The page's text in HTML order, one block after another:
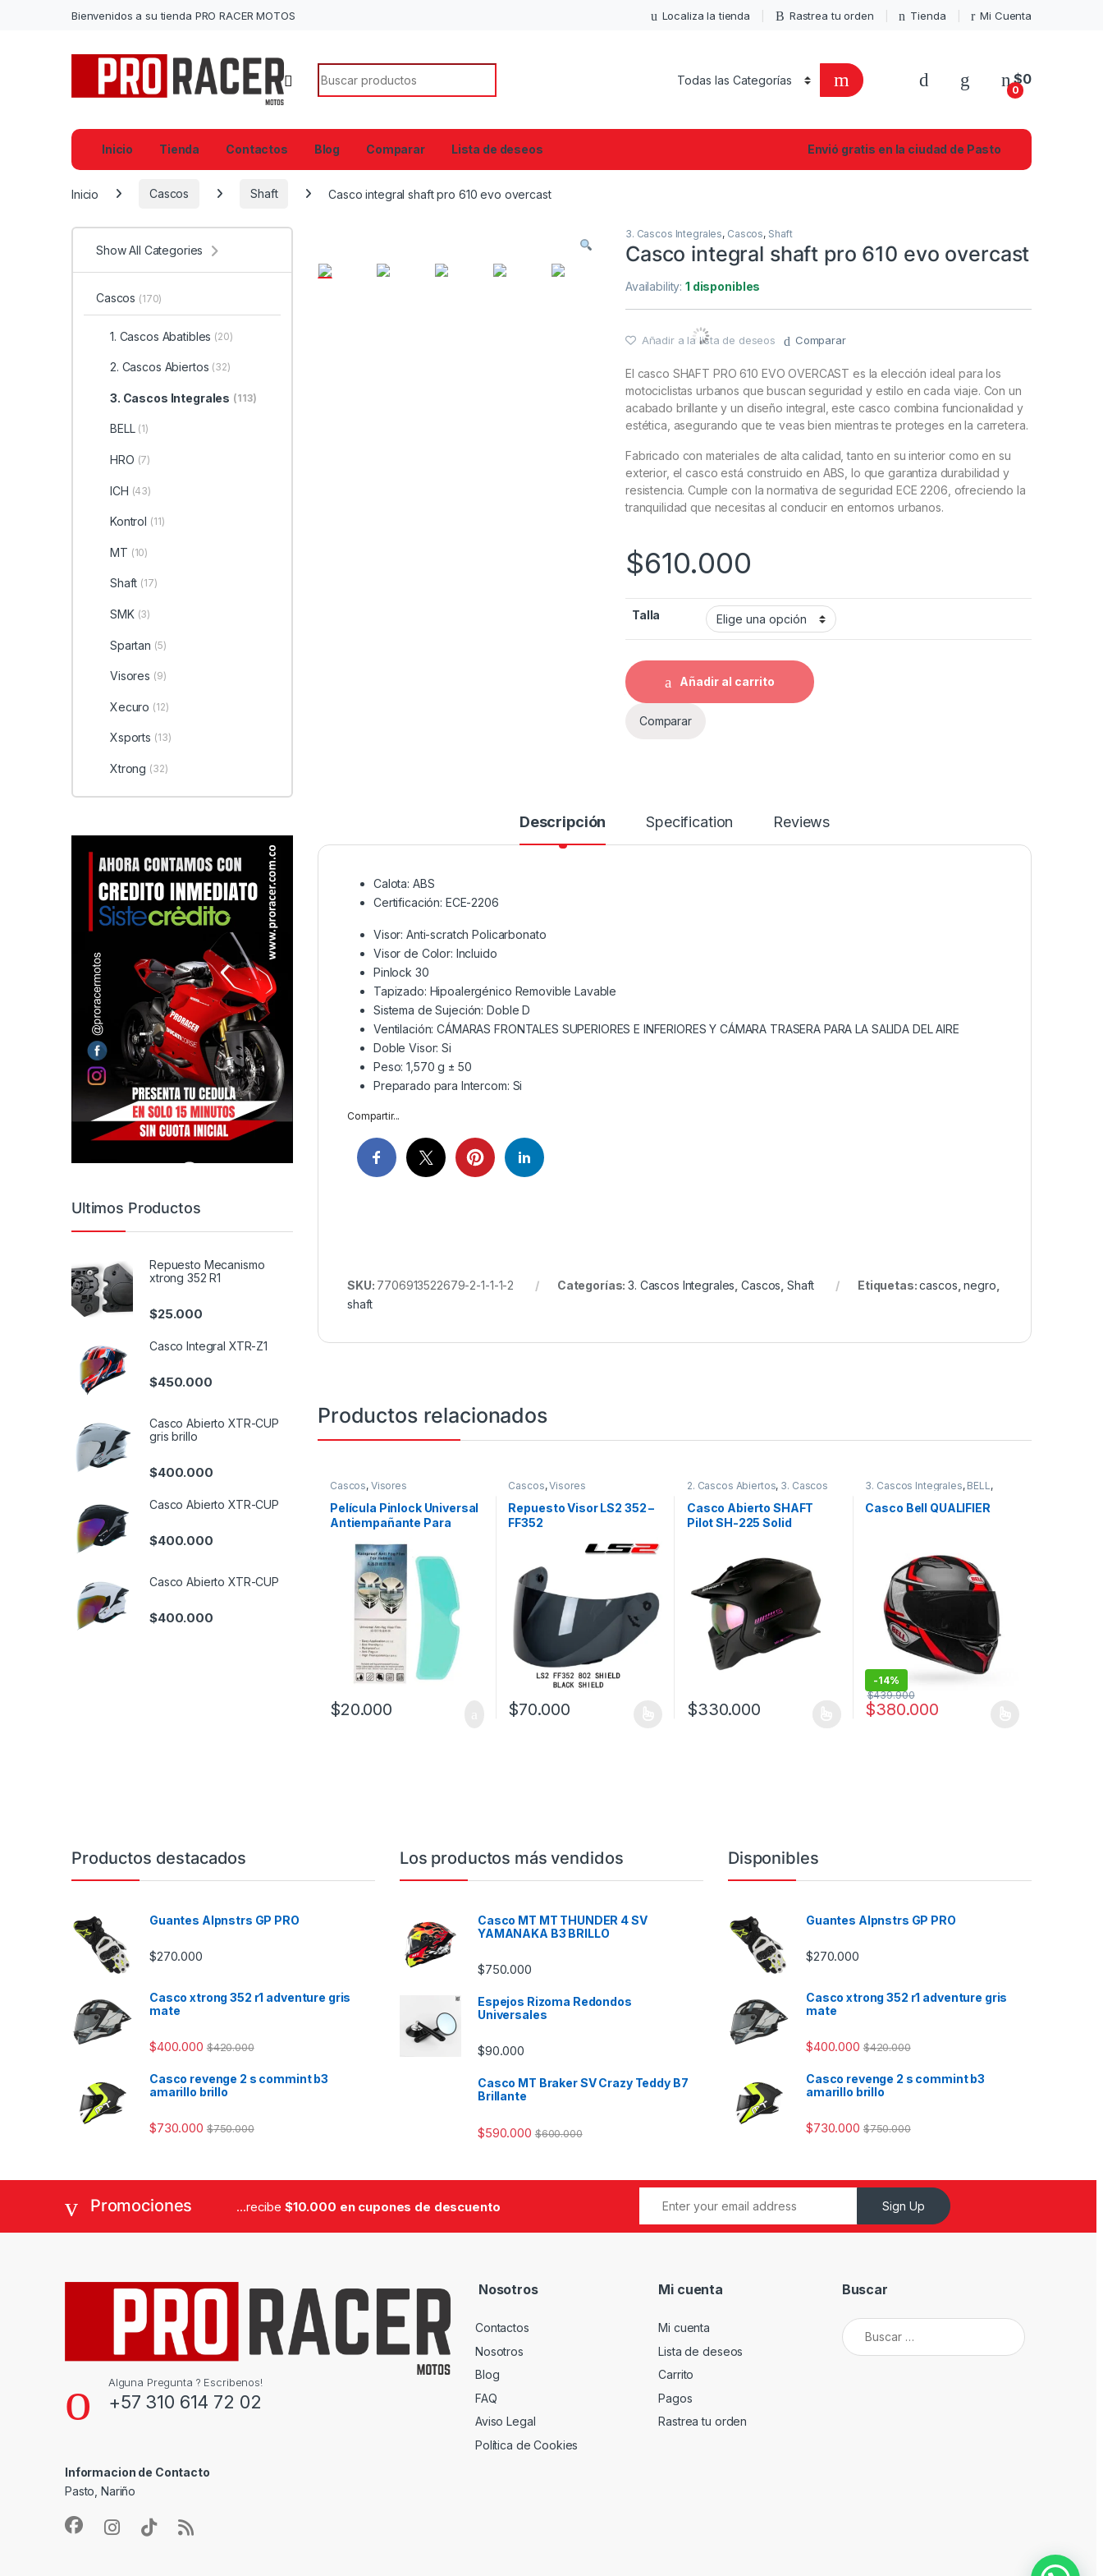
Bienvenidos a su tienda PRO RACER MOTOS Localiza la tienda Rastrea tu orden Tienda Mi Cuenta
Search for:
0
$0
Inicio Tienda Contactos Blog Comparar Lista de deseos Envió gratis en la ciudad de Pasto
Inicio Cascos Shaft Casco integral shaft pro 610 evo overcast
3. Cascos Integrales, Cascos, Shaft
Casco integral shaft pro 610 evo overcast
Availability:1 disponibles
Añadir a la lista de deseos Comparar
El casco SHAFT PRO 610 EVO OVERCAST es la elección ideal para los
motociclistas urbanos que buscan seguridad y estilo en cada viaje. Con un
acabado brillante y un diseño integral, este casco combina funcionalidad y
estética, asegurando que te veas bien mientras te proteges en la carretera.
Fabricado con materiales de alta calidad, tanto en su interior como en su
exterior, el casco está construido en ABS, lo que garantiza durabilidad y
resistencia. Cumple con la normativa de seguridad ECE 2206, ofreciendo la
tranquilidad que necesitas al conducir en entornos urbanos.
$610.000
Talla
Añadir al carrito
Comparar
Descripción Specification Reviews
Calota: ABS
Certificación: ECE-2206
Visor: Anti-scratch Policarbonato
Visor de Color: Incluido
Pinlock 30
Tapizado: Hipoalergénico Removible Lavable
Sistema de Sujeción: Doble D
Ventilación: CÁMARAS FRONTALES SUPERIORES E INFERIORES Y CÁMARA TRASERA PARA LA SALIDA DEL AIRE
Doble Visor: Si
Peso: 1,570 g ± 50
Preparado para Intercom: Si
Compartir...
SKU: 7706913522679-2-1-1-1-2 Categorías:3. Cascos Integrales ,Cascos Shaft Etiquetas:cascos ,negro
shaft
Productos relacionados
Cascos, Visores
Película Pinlock Universal
Antiempañante Para
$20.000
Cascos,Visores
Repuesto Visor LS2 352 –
FF352
$70.000
2. Cascos Abiertos, 3. Cascos
,
Casco Abierto SHAFT
Pilot SH-225 Solid
$330.000
3. Cascos Integrales, BELL ,
Casco Bell QUALIFIER
-14%
$380.000
$439.900
Show All Categories
Cascos (170)
1. Cascos Abatibles (20)
2. Cascos Abiertos (32)
3. Cascos Integrales (113)
BELL (1)
HRO (7)
ICH (43)
Kontrol (11)
MT (10)
Shaft (17)
SMK (3)
Spartan (5)
Visores (9)
Xecuro (12)
Xsports (13)
Xtrong (32)
Ultimos Productos
Repuesto Mecanismo
xtrong 352 R1
$25.000
Casco Integral XTR-Z1
$450.000
Casco Abierto XTR-CUP
gris brillo
$400.000
Casco Abierto XTR-CUP
$400.000
Casco Abierto XTR-CUP
$400.000
Productos destacados
Guantes Alpnstrs GP PRO
$270.000
Casco xtrong 352 r1 adventure gris
mate
$400.000 $420.000
Casco revenge 2 s commint b3
amarillo brillo
$730.000 $750.000
Los productos más vendidos
Casco MT MT THUNDER 4 SV
YAMANAKA B3 BRILLO
$750.000
Espejos Rizoma Redondos
Universales
$90.000
Casco MT Braker SV Crazy Teddy B7
Brillante
$590.000 $600.000
Disponibles
Guantes Alpnstrs GP PRO
$270.000
Casco xtrong 352 r1 adventure gris
mate
$400.000 $420.000
Casco revenge 2 s commint b3
amarillo brillo
$730.000 $750.000
Promociones ...recibe $10.000 en cupones de descuento Sign Up
Alguna Pregunta ? Escribenos!
+57 310 614 72 02
Informacion de Contacto
Pasto, Nariño
Nosotros
Contactos
Nosotros
Blog
FAQ
Aviso Legal
Política de Cookies
Mi cuenta
Mi cuenta
Lista de deseos
Carrito
Pagos
Rastrea tu orden
Buscar
Buscar: